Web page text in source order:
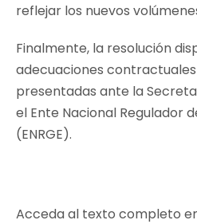
reflejar los nuevos
Finalmente, la resolución
adecuaciones
presentadas ante la
el Ente Nacional Regulador
(ENRGE).
Acceda al texto completo